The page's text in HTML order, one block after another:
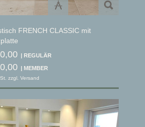
FRENCH CLASSIC mit
zzgl. Versand